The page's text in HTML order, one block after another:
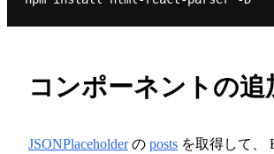
コンポーネントの追
JSONPlaceholderの posts を取得して、